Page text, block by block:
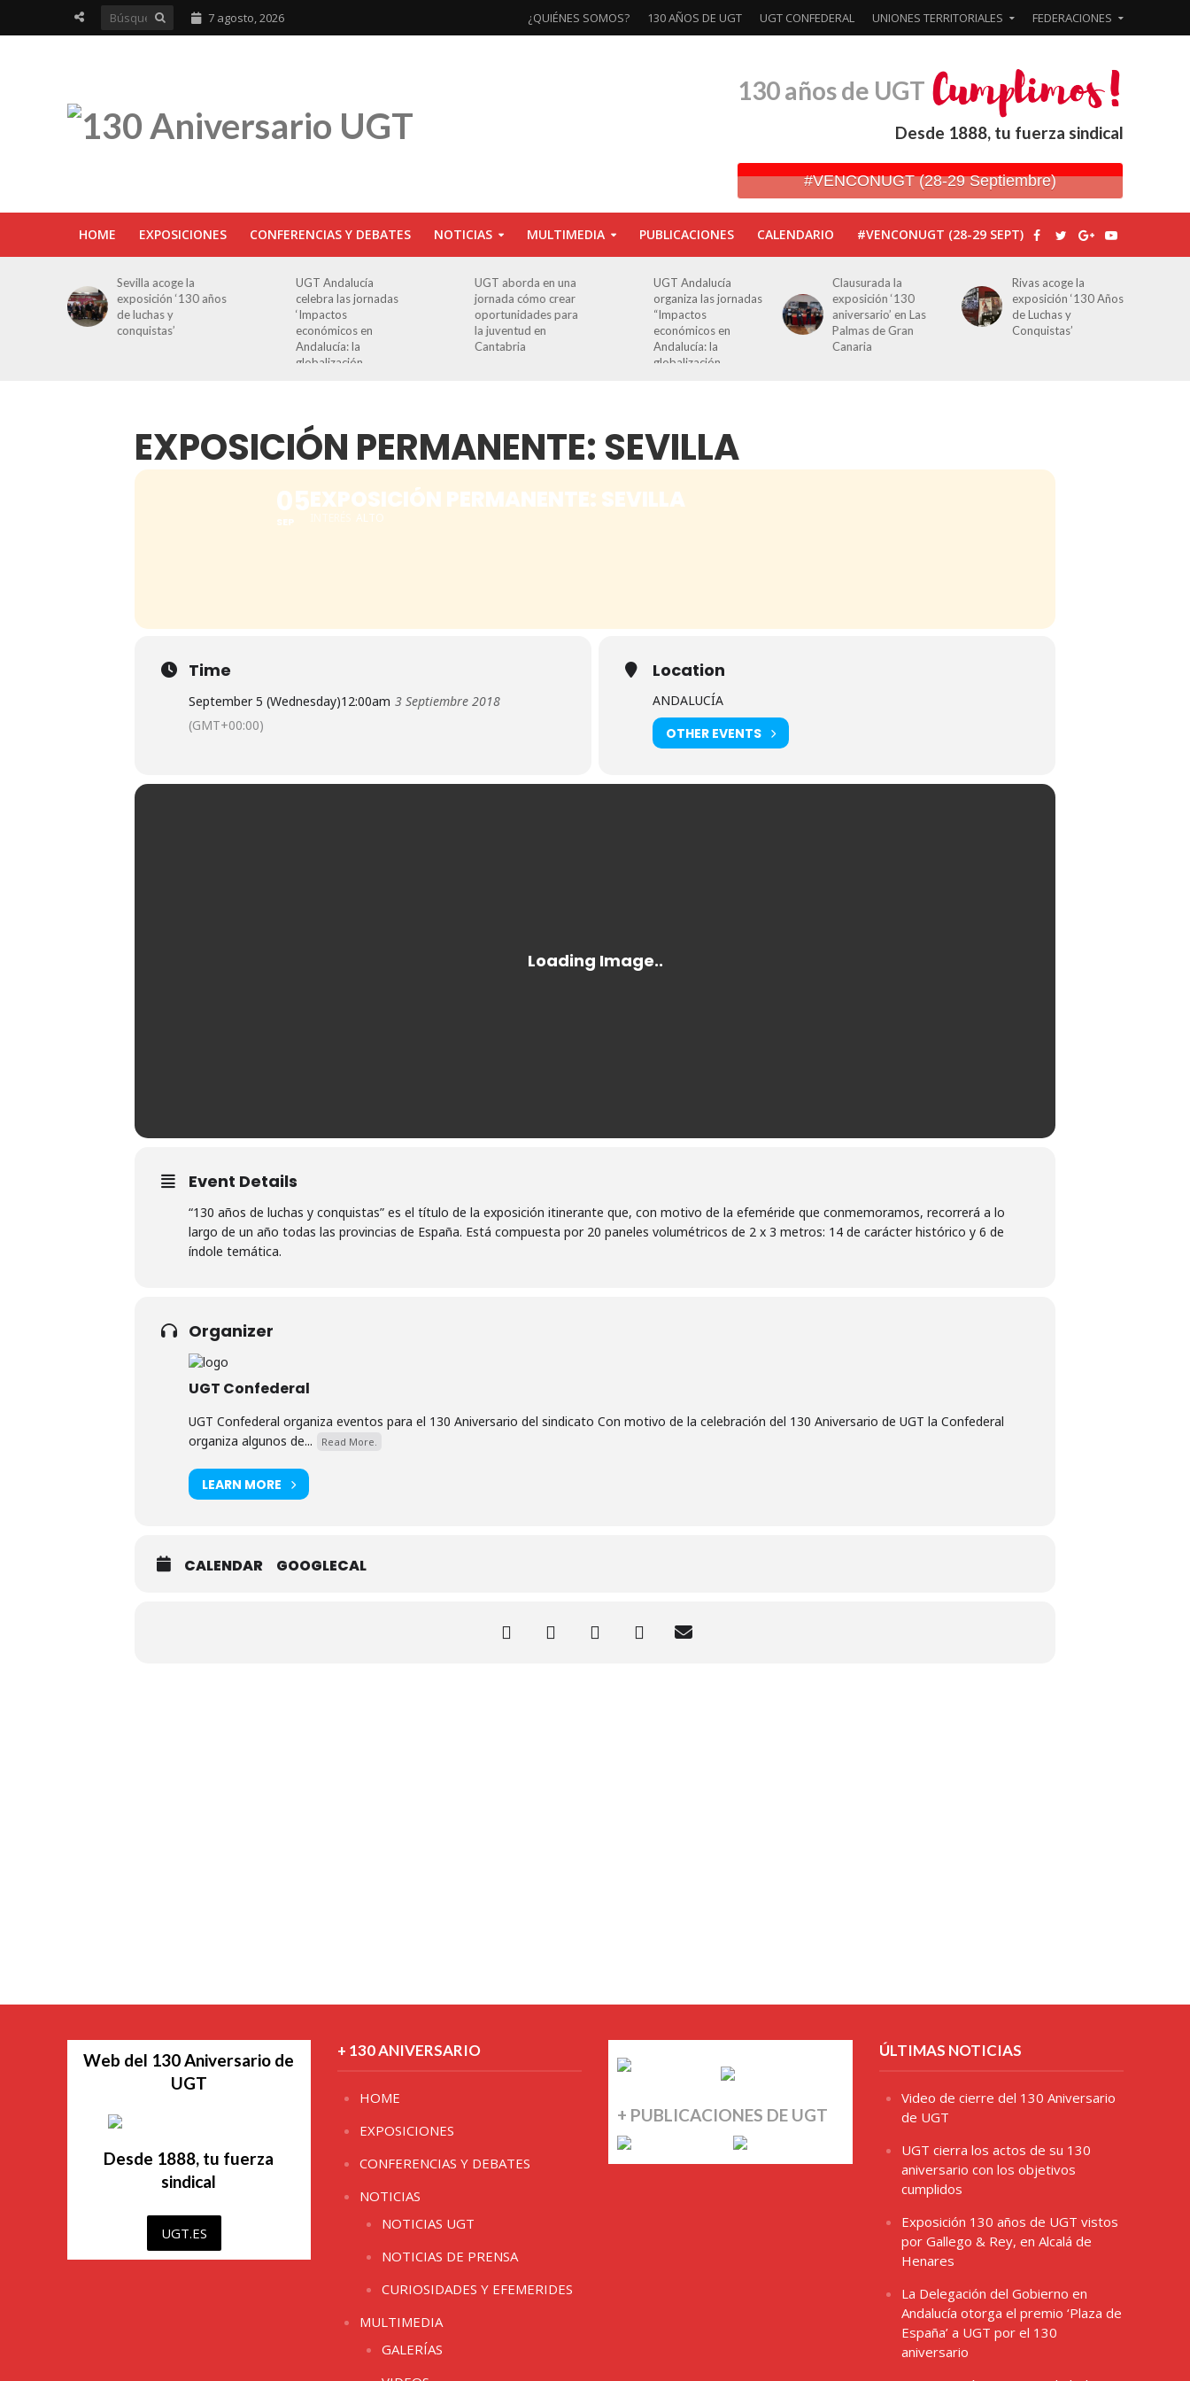
7 agosto, 2026 ¿QUIÉNES SOMOS? 130 AÑOS DE UGT UGT CONFEDERAL UNIONES TERRITORIALES FEDERACIONES
130 años de UGT
Desde 1888, tu fuerza sindical
#VENCONUGT (28-29 Septiembre)
HOME EXPOSICIONES CONFERENCIAS Y DEBATES NOTICIAS MULTIMEDIA PUBLICACIONES CALENDARIO #VENCONUGT (28-29 SEPT)
UGT Andalucía
celebra las jornadas
‘Impactos
económicos en
UGT aborda en una
jornada cómo crear
oportunidades para
la juventud en
Cantabria
UGT Andalucía
organiza las jornadas
“Impactos
económicos en
Andalucía: la
Clausurada la
exposición ‘130
aniversario’ en Las
Palmas de Gran
Canaria
Rivas acoge la
exposición ‘130 Años
de Luchas y
Conquistas’
Javier Bueno, el
periodista asesinado
por Franco por sus
editoriales de prensa
EXPOSICIÓN PERMANENTE: SEVILLA
05
SEP
EXPOSICIÓN PERMANENTE: SEVILLA
ALTO
Time
September 5 (Wednesday)12:00am 3 Septiembre 2018
(GMT+00:00)
Location
ANDALUCÍA
OTHER EVENTS
Event Details
“130 años de luchas y conquistas” es el título de la exposición itinerante que, con motivo de la efeméride que conmemoramos, recorrerá a lo
largo de un año todas las provincias de España. Está compuesta por 20 paneles volumétricos de 2 x 3 metros: 14 de carácter histórico y 6 de
índole temática.
Organizer
UGT Confederal
UGT Confederal organiza eventos para el 130 Aniversario del sindicato Con motivo de la celebración del 130 Aniversario de UGT la Confederal
organiza algunos de...
Read More.
LEARN MORE
CALENDAR GOOGLECAL
Web del 130 Aniversario de
UGT
Desde 1888, tu fuerza
sindical
UGT.ES
+ 130 ANIVERSARIO
HOME
EXPOSICIONES
CONFERENCIAS Y DEBATES
NOTICIAS
NOTICIAS UGT
NOTICIAS DE PRENSA
CURIOSIDADES Y EFEMERIDES
MULTIMEDIA
GALERÍAS
+ PUBLICACIONES DE UGT
ÚLTIMAS NOTICIAS
Video de cierre del 130 Aniversario
de UGT
UGT cierra los actos de su 130
aniversario con los objetivos
cumplidos
Exposición 130 años de UGT vistos
por Gallego & Rey, en Alcalá de
Henares
La Delegación del Gobierno en
Andalucía otorga el premio ‘Plaza de
España’ a UGT por el 130
aniversario